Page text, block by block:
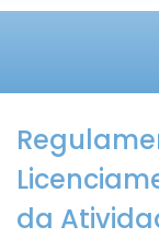
da